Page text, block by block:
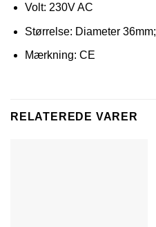
Volt: 230V AC
Størrelse: Diameter
Mærkning: CE
RELATEREDE VARER